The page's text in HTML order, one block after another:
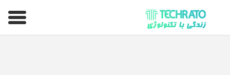
تکراتو – زندگی با تکنولوژی